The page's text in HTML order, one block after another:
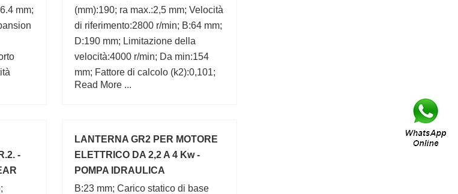
mm;
(mm):190; ra max.:2,5 mm; Velocità
di riferimento:2800 r/min; B:64 mm;
D:190 mm; Limitazione della
velocità:4000 r/min; Da min:154
mm; Fattore di calcolo (k2):0,101;
Dimensione (mm):90x190x64;
Read More ...
-
LANTERNA GR2 PER MOTORE
ELETTRICO DA 2,2 A 4 Kw -
POMPA IDRAULICA
OLEODINAMICA
B:23 mm; Carico statico di base